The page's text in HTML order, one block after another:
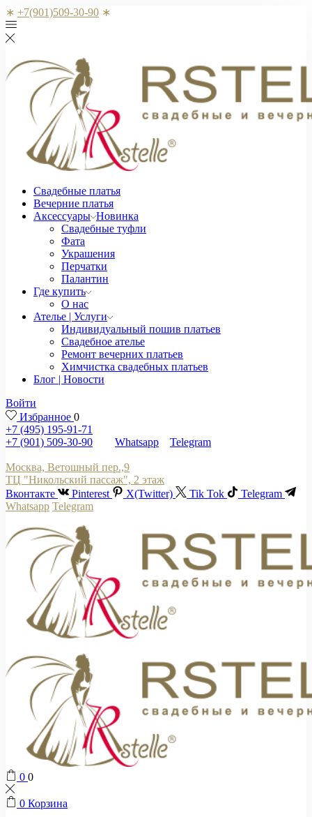
∗ +7(901)509-30-90 ∗
Свадебные платья
Вечерние платья
Аксессуары Новинка
Свадебные туфли
Фата
Украшения
Перчатки
Палантин
Где купить
О нас
Ателье | Услуги
Индивидуальный пошив платьев
Свадебное ателье
Ремонт вечерних платьев
Химчистка свадебных платьев
Блог | Новости
Войти
Избранное 0
+7 (495) 195-91-71
+7 (901) 509-30-90
Whatsapp Telegram
Москва, Ветошный пер.,9
ТЦ "Никольский пассаж", 2 этаж
Вконтакте
Pinterest X(Twitter) Tik Tok
Telegram
Whatsapp Telegram
0 0
0 Корзина